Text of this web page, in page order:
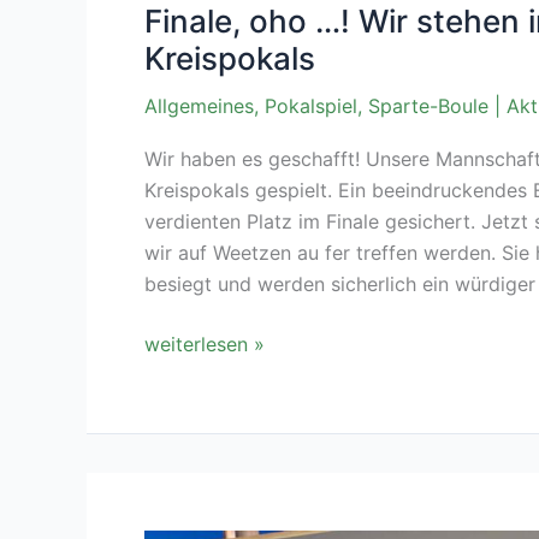
Finale, oho …! Wir stehen
Kreispokals
Allgemeines, Pokalspiel, Sparte-Boule
Wir haben es geschafft! Unsere
Kreispokals gespielt. Ein
verdienten Platz im Finale gesichert. Jetzt
wir auf Weetzen au fer treffen werden.
besiegt und werden sicherlich ein würdiger
Finale,
Wir
Finale
weiterlesen »